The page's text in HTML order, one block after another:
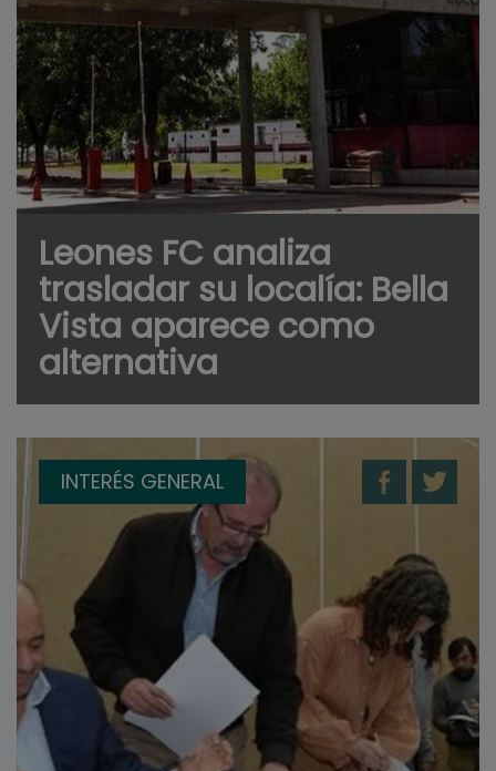
Leones FC analiza
trasladar su localía: Bella
Vista aparece como
alternativa
INTERÉS GENERAL